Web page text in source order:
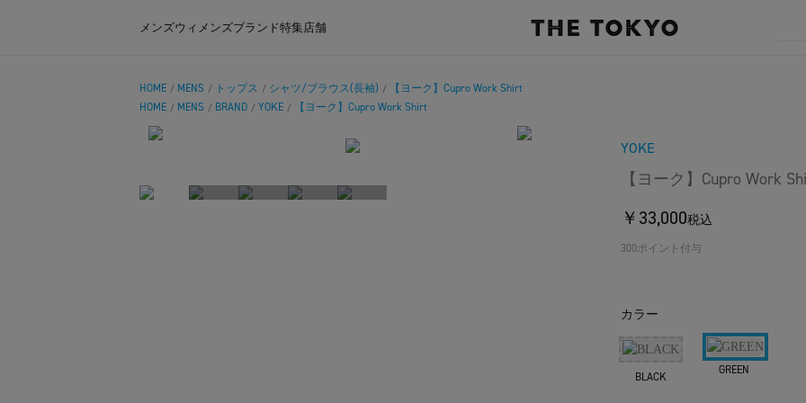
メンズウィメンズブランド特集店舗
HOME / MENS / トップス / シャツ/ブラウス(長袖) /
【ヨーク】Cupro Work Shirt
HOME / MENS / BRAND / YOKE / 【ヨーク】Cupro Work Shirt
YOKE
【ヨーク】Cupro Work
￥33,000税込
300ポイント付与
カラー
BLACK GREEN